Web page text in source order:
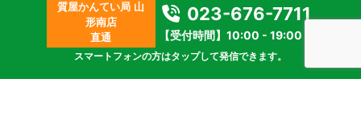
質屋許可番号：第241010000054号／取得者名：株式会社エト・アール
2023 © kanteikyoku.jp allrights reseved.
質屋かんてい局 山
形南店
直通
023-676-7711
【受付時間】10:00 - 19:00
スマートフォンの方はタップして発信できます。